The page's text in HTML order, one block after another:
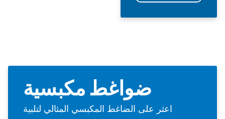
ضواغط مكبسية
اعثر على الضاغط المكبسي المثالي لتلبية